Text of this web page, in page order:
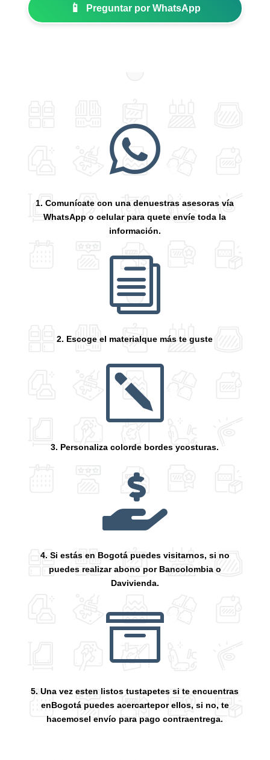
📱 Preguntar por WhatsApp

1. Comunícate con una denuestras asesoras vía
WhatsApp o celular para quete envíe toda la
información.
i
2. Escoge el materialque más te guste
k
3. Personaliza colorde bordes ycosturas.

4. Si estás en Bogotá puedes visitarnos, si no
puedes realizar abono por Bancolombia o
Davivienda.

5. Una vez esten listos tustapetes si te encuentras
enBogotá puedes acercartepor ellos, si no, te
hacemosel envío para pago contraentrega.